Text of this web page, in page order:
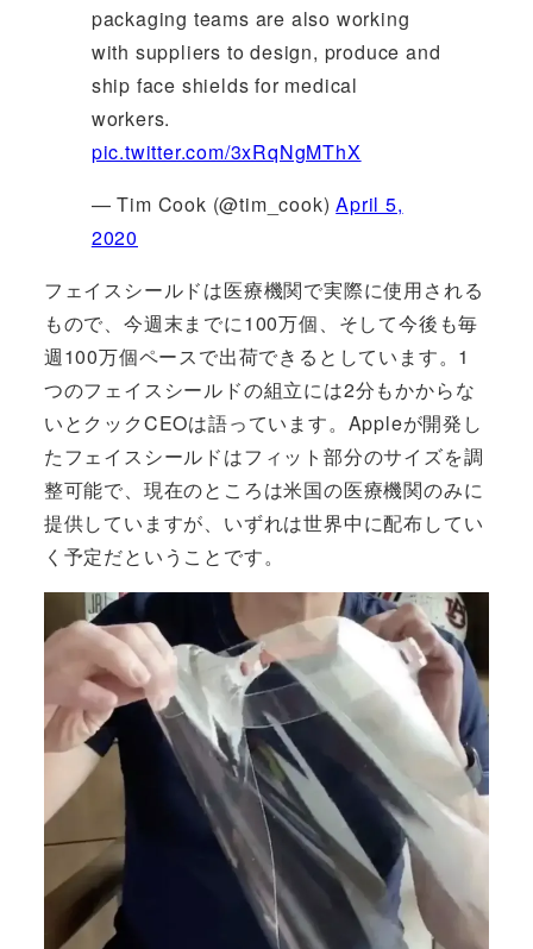
packaging teams are also working
with suppliers to design, produce and
ship face shields for medical
workers.
pic.twitter.com/3xRqNgMThX
— Tim Cook (@tim_cook)April 5,
2020
フェイスシールドは医療機関で実際に使用される
もので、今週末までに100万個、そして今後も毎
週100万個ペースで出荷できるとしています。1
つのフェイスシールドの組立には2分もかからな
いとクックCEOは語っています。Appleが開発し
たフェイスシールドはフィット部分のサイズを調
整可能で、現在のところは米国の医療機関のみに
提供していますが、いずれは世界中に配布してい
く予定だということです。